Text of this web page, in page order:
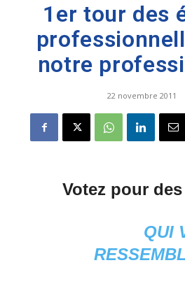
1er tour des
notre
22 novembre 2011
Votez pour
QUI